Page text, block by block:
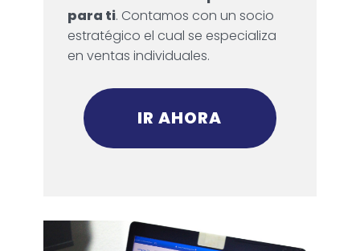
para ti. Contamos con un socio
estratégico el cual se especializa
en ventas individuales.
IR AHORA